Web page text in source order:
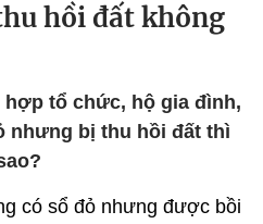
hồi đất không
tổ chức, hộ gia đình,
nhưng bị thu hồi đất thì
có sổ đỏ nhưng được bồi